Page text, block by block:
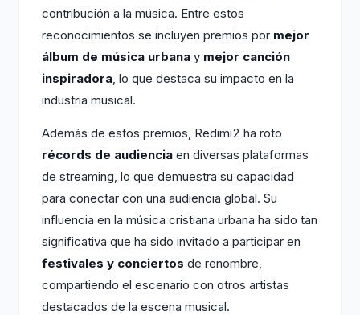
contribución a la música. Entre estos
reconocimientos se incluyen premios por mejor
álbum de música urbana y mejor canción
inspiradora, lo que destaca su impacto en la
industria musical.
Además de estos premios, Redimi2 ha roto
récords de audiencia en diversas plataformas
de streaming, lo que demuestra su capacidad
para conectar con una audiencia global. Su
influencia en la música cristiana urbana ha sido tan
significativa que ha sido invitado a participar en
festivales y conciertos de renombre,
compartiendo el escenario con otros artistas
destacados de la escena musical.